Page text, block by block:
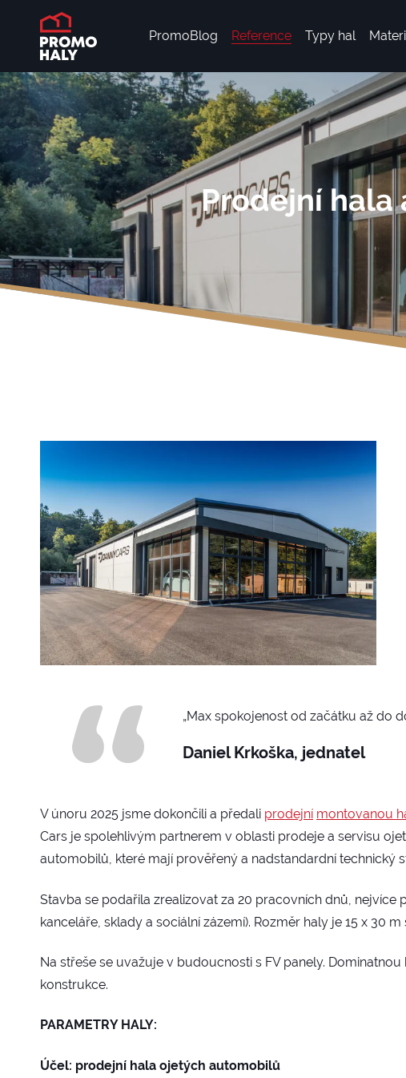
Prodejní hala
V únoru 2025 jsme dokončili a předali prodejní montovanou
Cars je spolehlivým partnerem v oblasti prodeje a servisu
automobilů, které mají prověřený a nadstandardní technický
Stavba se podařila zrealizovat za 20 pracovních dnů,
kanceláře, sklady a sociální zázemí). Rozměr haly je 15 x 30
Na střeše se uvažuje v budoucnosti s FV panely.
konstrukce.
PARAMETRY HALY:
Účel: prodejní hala ojetých automobilů
„Max spokojenost od začátku až do
Daniel Krkoška, jednatel
PromoBlog Reference Typy hal